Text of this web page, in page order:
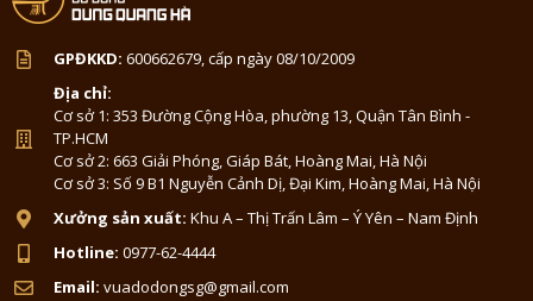
GPĐKKD: 600662679, cấp ngày 08/10/2009
Địa chỉ:
Cơ sở 1: 353 Đường Cộng Hòa, phường 13, Quận Tân Bình -
TP.HCM
Cơ sở 2: 663 Giải Phóng, Giáp Bát, Hoàng Mai, Hà Nội
Cơ sở 3: Số 9 B1 Nguyễn Cảnh Dị, Đại Kim, Hoàng Mai, Hà Nội
Xưởng sản xuất: Khu A – Thị Trấn Lâm – Ý Yên – Nam Định
Hotline: 0977-62-4444
Email: vuadodongsg@gmail.com